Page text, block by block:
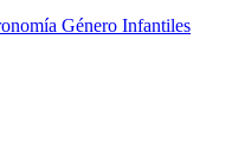
Género Infantiles